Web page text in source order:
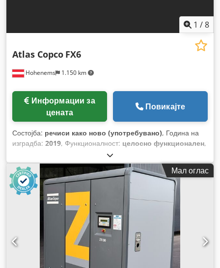
1 /8
Hohenems 1.150 km
Atlas Copco FX6
цената
Повикајте
Состојба: речиси како ново (употребувано), Година на
изградба: 2019, Функционалност: целосно функционален,
Мал оглас